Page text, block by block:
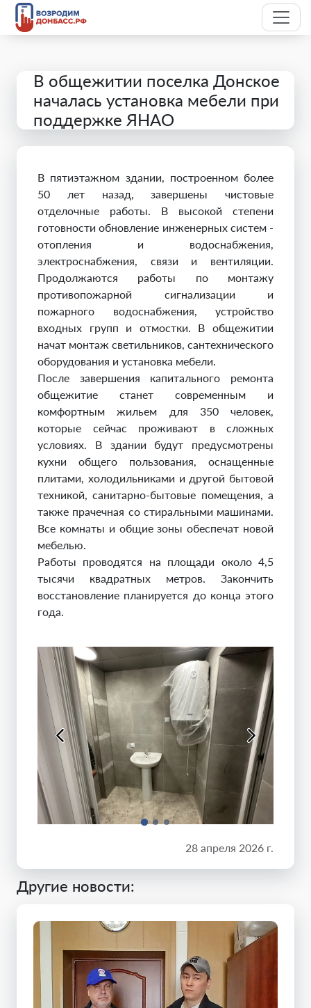
В общежитии поселка Донское
началась установка мебели при
поддержке ЯНАО
В пятиэтажном здании, построенном более
50 лет назад, завершены чистовые
отделочные работы. В высокой степени
готовности обновление инженерных систем -
отопления и водоснабжения,
электроснабжения, связи и вентиляции.
Продолжаются работы по монтажу
противопожарной сигнализации и
пожарного водоснабжения, устройство
входных групп и отмостки. В общежитии
начат монтаж светильников, сантехнического
оборудования и установка мебели.
После завершения капитального ремонта
общежитие станет современным и
комфортным жильем для 350 человек,
которые сейчас проживают в сложных
условиях. В здании будут предусмотрены
кухни общего пользования, оснащенные
плитами, холодильниками и другой бытовой
техникой, санитарно-бытовые помещения, а
также прачечная со стиральными машинами.
Все комнаты и общие зоны обеспечат новой
мебелью.
Работы проводятся на площади около 4,5
тысячи квадратных метров. Закончить
восстановление планируется до конца этого
года.
28 апреля 2026 г.
Другие новости: